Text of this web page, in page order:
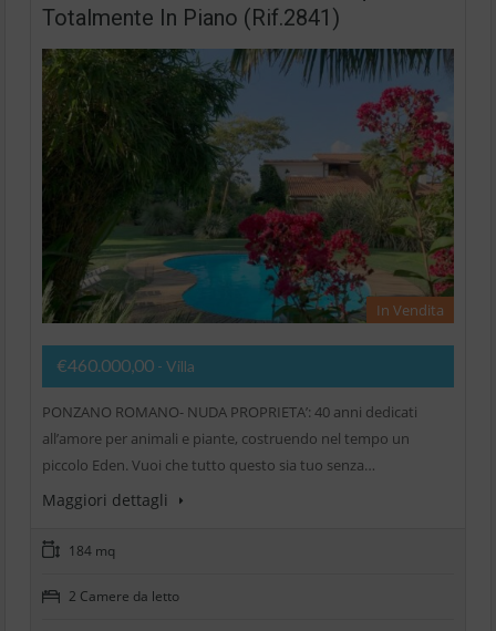
Totalmente In Piano (Rif.2841)
In Vendita
€460.000,00 - Villa
PONZANO ROMANO- NUDA PROPRIETA’: 40 anni dedicati
all’amore per animali e piante, costruendo nel tempo un
piccolo Eden. Vuoi che tutto questo sia tuo senza…
Maggiori dettagli
184 mq
2 Camere da letto